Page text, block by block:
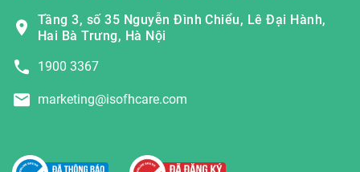
Tầng 3, số 35 Nguyễn Đình Chiểu, Lê Đại Hành,
Hai Bà Trưng, Hà Nội
1900 3367
marketing@isofhcare.com